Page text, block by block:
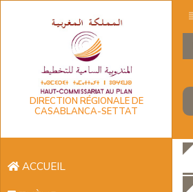
DIRECTION RÉGIONALE DE
CASABLANCA-SETTAT
ACCUEIL
Comptes